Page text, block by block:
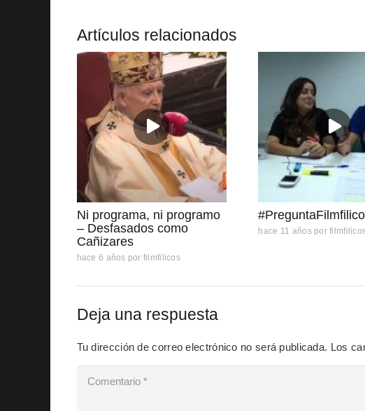
Artículos relacionados
Ni programa, ni programo
– Desfasados como
Cañizares
hace 6 años por filmfilicos
hace 11 años por
Deja una respuesta
Tu dirección de correo electrónico no será publicada. Los